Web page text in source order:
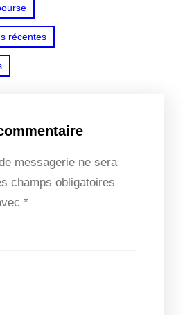
récentes
messagerie ne sera
champs obligatoires
*